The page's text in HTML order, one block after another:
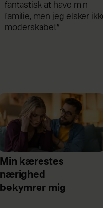
min mand - da jeg en dag
gik forbi hans hus, fik jeg
chok
Min kærestes
nærighed
bekymrer mig